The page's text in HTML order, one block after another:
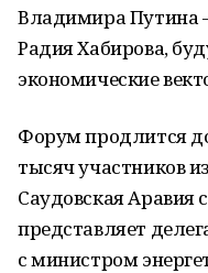
Владимира Путина
Радия Хабирова,
экономические
Форум продлится
тысяч участников
Саудовская Аравия
представляет
с министром